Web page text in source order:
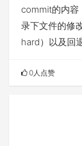
commit的内容
录下文件的修
hard）以及回
0人点赞